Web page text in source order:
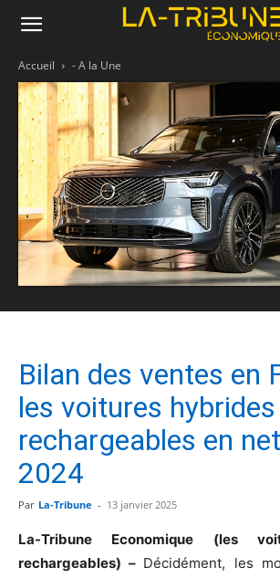
Accueil - A la Une
Bilan des ventes en
les voitures hybrides
rechargeables en
2024
Par La-Tribune - 13 janvier 2025
La-Tribune Economique (les
rechargeables) – Décidément, les